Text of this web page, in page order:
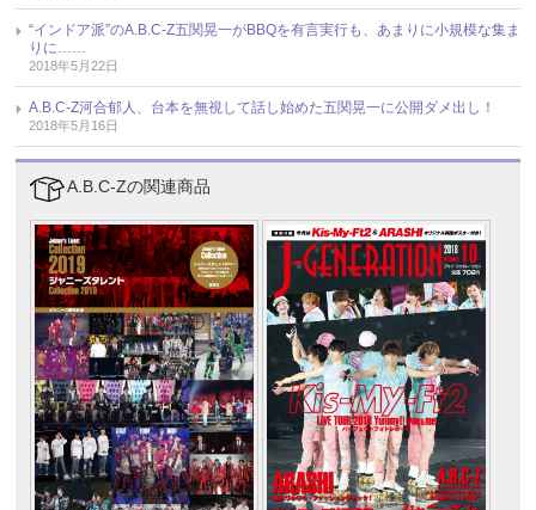
“インドア派”のA.B.C-Z五関晃一がBBQを有言実行も、あまりに小規模な集ま
りに……
2018年5月22日
A.B.C-Z河合郁人、台本を無視して話し始めた五関晃一に公開ダメ出し！
2018年5月16日
A.B.C-Zの関連商品